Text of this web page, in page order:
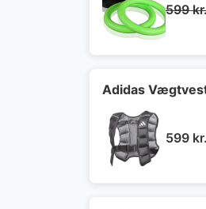
599
Adidas
599 kr.